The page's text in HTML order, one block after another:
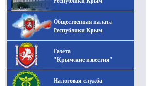
Общественная палата
Республики Крым
Газета
"Крымские известия"
Налоговая служба